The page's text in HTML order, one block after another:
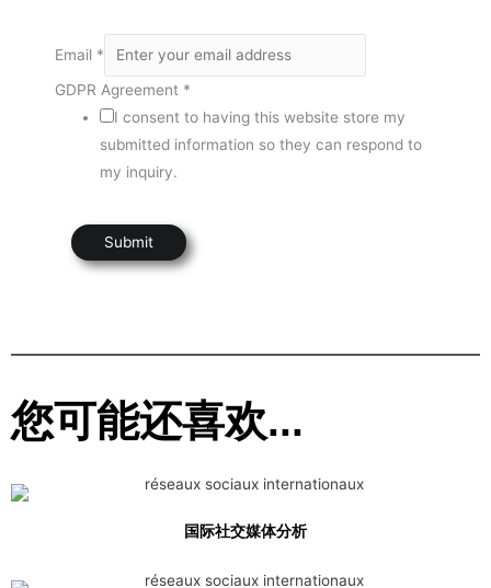
Email *
GDPR Agreement *
I consent to having this website store my
submitted information so they can respond to
my inquiry.
Submit
您可能还喜欢...
国际社交媒体分析